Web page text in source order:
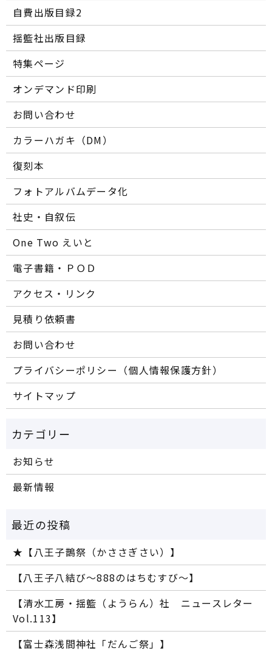
自費出版目録2
揺籃社出版目録
特集ページ
オンデマンド印刷
お問い合わせ
カラーハガキ（DM）
復刻本
フォトアルバムデータ化
社史・自叙伝
One Two えいと
電子書籍・ＰＯＤ
アクセス・リンク
見積り依頼書
お問い合わせ
プライバシーポリシー（個人情報保護方針）
サイトマップ
お知らせ
最新情報
★【八王子鵲祭（かささぎさい）】
【八王子八結び～888のはちむすび～】
【清水工房・揺籃（ようらん）社 ニュースレター
Vol.113】
【富士森浅間神社「だんご祭」】